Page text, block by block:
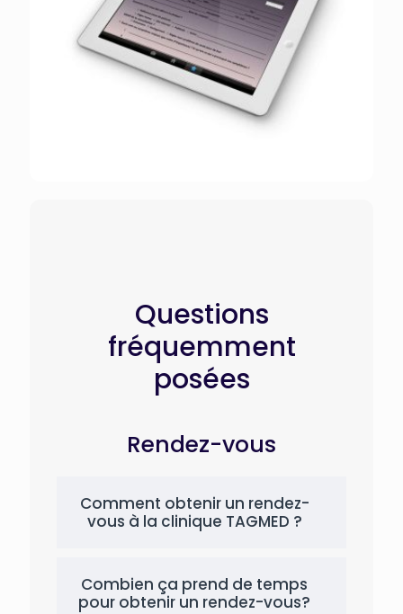
Questions
fréquemment
posées
Rendez-vous
Comment obtenir un rendez-
vous à la clinique TAGMED ?
Combien ça prend de temps
pour obtenir un rendez-vous?